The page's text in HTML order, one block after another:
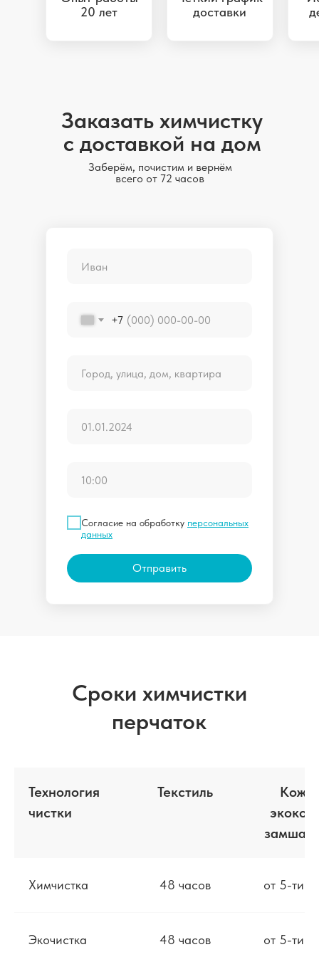
20 лет
доставки
Заказать химчистку
с доставкой на дом
Заберём, почистим и вернём
всего от 72 часов
+7
Согласие на обработку персональных
данных
Отправить
Сроки химчистки
перчаток
Технология
чистки
Текстиль
Кожа/
замша/
Химчистка 48 часов от 5-ти
Экочистка 48 часов от 5-ти